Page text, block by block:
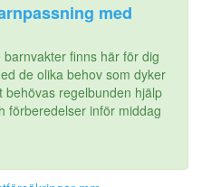
med
finns här för dig
de olika behov som dyker
behövas regelbunden hjälp
förberedelser inför middag